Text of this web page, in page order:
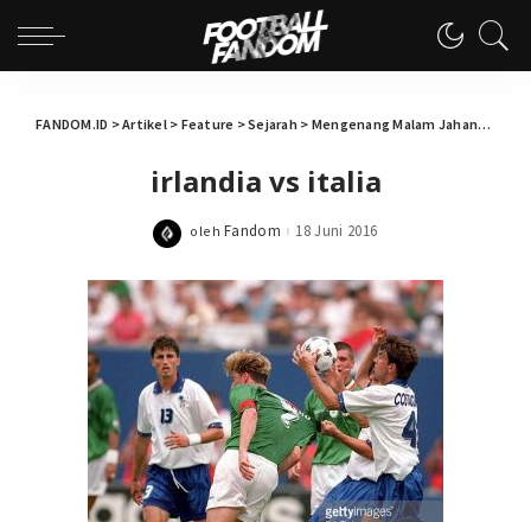
FANDOM.ID >Artikel> Feature >Sejarah> Mengenang Malam Jahanam di Loughinisland
irlandia vs italia
Posted
oleh Fandom 18 Juni 2016